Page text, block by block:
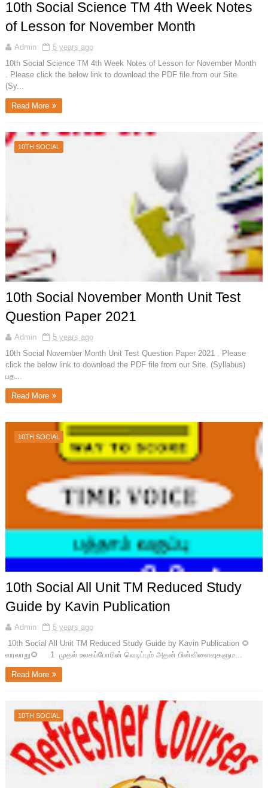
10th Social Science TM 4th Week Notes
of Lesson for November Month
Admin
5 years ago
10th Social Science TM 4th Week Notes of Lesson for November Month
. Please click the below link to download the PDF file from our Site.
(Sy...
Read More
10TH SOCIAL
10th Social November Month Unit Test
Question Paper 2021
Admin
5 years ago
10th Social November Month Unit Test Question Paper 2021 . Please
click the below link to download the PDF file from our Site. (Syllabus)
பத...
Read More
10TH SOCIAL
10th Social All Unit TM Reduced Study
Guide by Kavin Publication
Admin
5 years ago
10th Social All Unit TM Reduced Study Guide by Kavin Publication 🌻
வரலாறு🌻 1 முதல் உலகப்போரின் வெடிப்பும் அதன் பின்விளைவுகளும...
Read More
10TH SOCIAL